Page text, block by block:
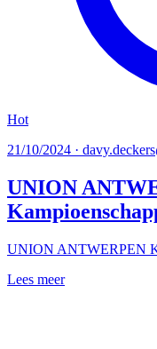
Hot
21/10/2024 ·
UNION
UNION ANTWERPEN
Lees meer